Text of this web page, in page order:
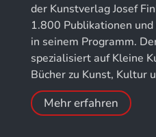
Jahrbuch der Stiftung
Gärten
der Kunstverlag Josef
1.800 Publikationen
in seinem Programm.
spezialisiert auf Kleine
Bücher zu Kunst, Kultur
Mehr erfahren